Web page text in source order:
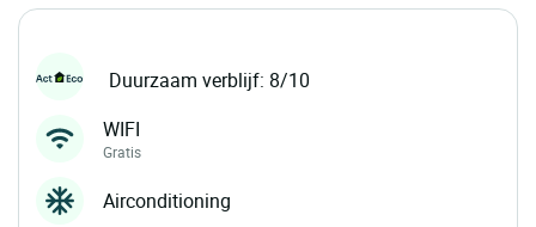
Duurzaam verblijf: 8/10
WIFI
Gratis
Airconditioning